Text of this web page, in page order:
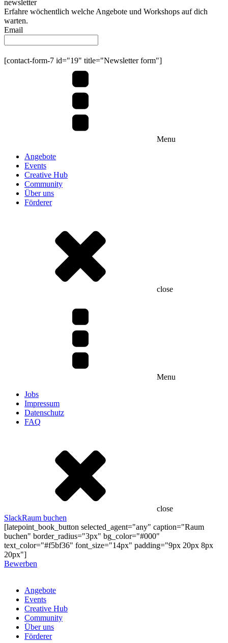
newsletter
Erfahre wöchentlich welche Angebote und Workshops auf dich
warten.
Email
[contact-form-7 id="19" title="Newsletter form"]
Menu
Angebote
Events
Creative Hub
Community
Über uns
Förderer
close
Menu
Jobs
Impressum
Datenschutz
FAQ
close
SlackRaum buchen
[latepoint_book_button selected_agent="any" caption="Raum
buchen" border_radius="3px" bg_color="#000"
text_color="#f5bf36" font_size="14px" padding="9px 20px 8px
20px"]
Bewerben
Angebote
Events
Creative Hub
Community
Über uns
Förderer